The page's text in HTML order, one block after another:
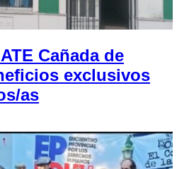
Cañada de
exclusivos
as